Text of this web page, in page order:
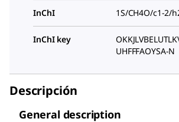
InChI 1S/CH4O/c1-2/
InChI key
UHFFFAOYSA-N
Descripción
General description